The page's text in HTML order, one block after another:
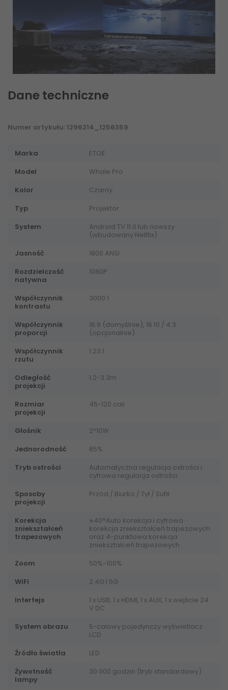
Dane techniczne
Numer artykułu: 1296214_1256359
Marka
ETOE
Model
Whale Pro
Kolor
Czarny
Typ
Projektor
System
Android TV 11.0 lub nowszy
(wbudowany Netflix)
Jasność
1800 ANSI
Rozdzielczość
natywna
1080P
Współczynnik
kontrastu
3000:1
Współczynnik
proporcji
16:9 (domyślnie), 16:10 / 4:3
(opcjonalnie)
Współczynnik
rzutu
1.23:1
Odległość
projekcji
1.2-3.3m
Rozmiar
projekcji
45-120 cali
Głośnik
2*10W
Jednorodność
85%
Tryb ostrości
Automatyczna regulacja ostrości i
cyfrowa regulacja ostrości
Sposoby
projekcji
Przód / Biurko / Tył / Sufit
Korekcja
zniekształceń
trapezowych
±40°Auto korekcja i cyfrowa
korekcja zniekształceń trapezowych
oraz 4-punktowa korekcja
zniekształceń trapezowych
Zoom
50%-100%
WiFi
2.4G I 5G
Interfejs
1 x USB, 1 x HDMI, 1 x AUX, 1 x wejście 24
V DC
System obrazu
5-calowy pojedynczy wyświetlacz
LCD
Źródło światła
LED
Żywotność
lampy
30 000 godzin (tryb standardowy)